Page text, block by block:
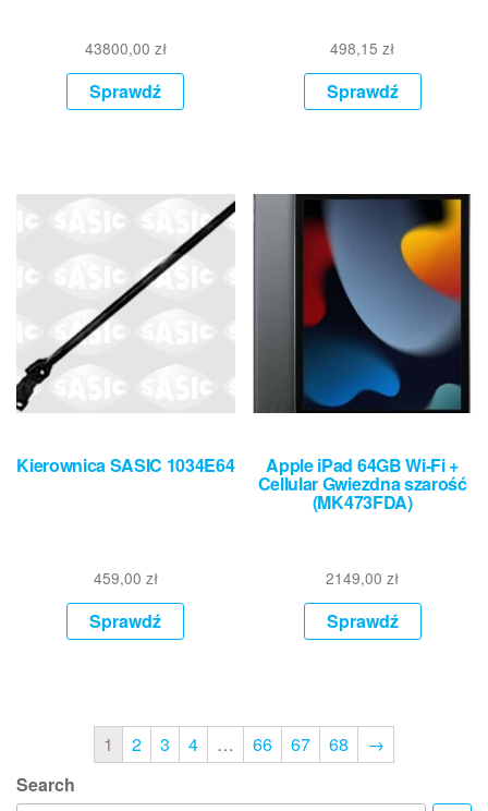
43800,00 zł
Sprawdź
498,15zł
Sprawdź
Kierownica SASIC 1034E64
459,00 zł
Sprawdź
Apple iPad 64GB Wi-Fi +
Cellular Gwiezdna szarość
(MK473FDA)
2149,00zł
Sprawdź
1 2 3 4 … 66 67 68
→
Search